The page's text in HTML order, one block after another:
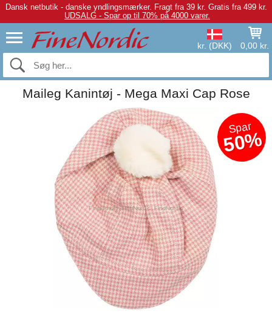
Dansk netbutik - danske yndlingsmærker. Fragt fra 39 kr. Gratis fra 499 kr.
UDSALG - Spar op til 70% på 4000 varer.
kr. (DKK) 0,00 kr.
Maileg Kanintøj - Mega Maxi Cap Rose
Spar
50%